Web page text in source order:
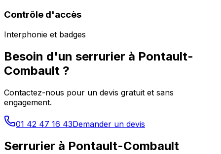
Contrôle d'accès
Interphonie et badges
Besoin d'un serrurier à Pontault-
Combault ?
Contactez-nous pour un devis gratuit et sans
engagement.
01 42 47 16 43Demander un devis
Serrurier à Pontault-Combault